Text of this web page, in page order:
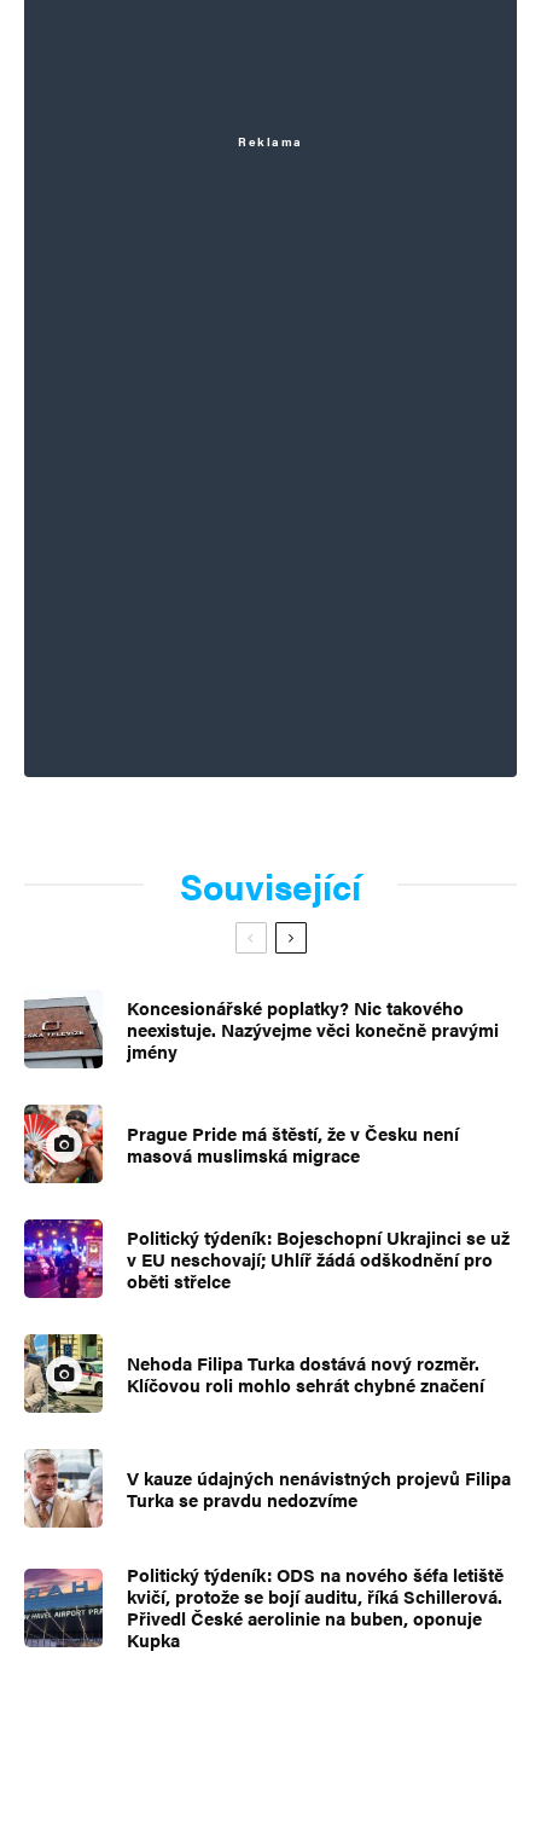
Reklama
Související
Koncesionářské poplatky? Nic takového
neexistuje. Nazývejme věci konečně pravými
jmény
Prague Pride má štěstí, že v Česku není
masová muslimská migrace
Politický týdeník: Bojeschopní Ukrajinci se už
v EU neschovají; Uhlíř žádá odškodnění pro
oběti střelce
Nehoda Filipa Turka dostává nový rozměr.
Klíčovou roli mohlo sehrát chybné značení
V kauze údajných nenávistných projevů Filipa
Turka se pravdu nedozvíme
Politický týdeník: ODS na nového šéfa letiště
kvičí, protože se bojí auditu, říká Schillerová.
Přivedl České aerolinie na buben, oponuje
Kupka